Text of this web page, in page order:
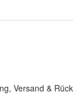
Versand &